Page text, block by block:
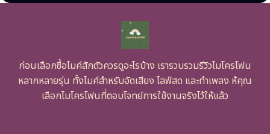
ก่อนเลือกซื้อไมค์สักตัวควรดูอะไรบ้าง เรารวบรวมรีวิวไมโครโฟน
หลากหลายรุ่น ทั้งไมค์สำหรับอัดเสียง ไลฟ์สด และทำเพลง ห้คุณ
เลือกไมโครโฟนที่ตอบโจทย์การใช้งานจริงไว้ให้แล้ว